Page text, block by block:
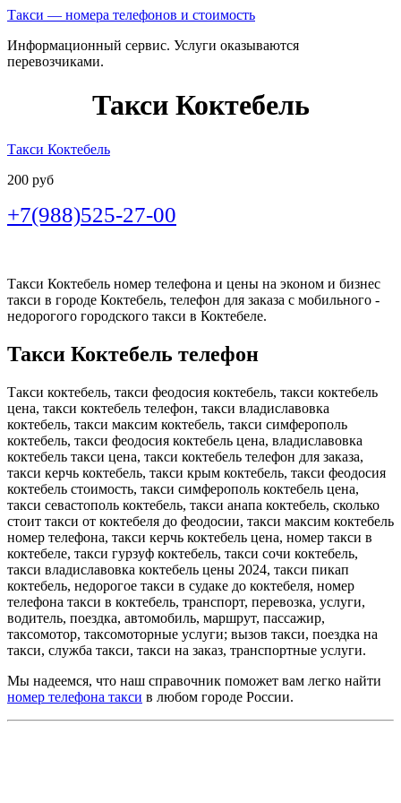
Такси — номера телефонов и стоимость
Информационный сервис. Услуги оказываются
перевозчиками.
Такси Коктебель
Такси Коктебель
200 руб
+7(988)525-27-00
Такси Коктебель номер телефона и цены на эконом и бизнес
такси в городе Коктебель, телефон для заказа с мобильного -
недорогого городского такси в Коктебеле.
Такси Коктебель телефон
Такси коктебель, такси феодосия коктебель, такси коктебель
цена, такси коктебель телефон, такси владиславовка
коктебель, такси максим коктебель, такси симферополь
коктебель, такси феодосия коктебель цена, владиславовка
коктебель такси цена, такси коктебель телефон для заказа,
такси керчь коктебель, такси крым коктебель, такси феодосия
коктебель стоимость, такси симферополь коктебель цена,
такси севастополь коктебель, такси анапа коктебель, сколько
стоит такси от коктебеля до феодосии, такси максим коктебель
номер телефона, такси керчь коктебель цена, номер такси в
коктебеле, такси гурзуф коктебель, такси сочи коктебель,
такси владиславовка коктебель цены 2024, такси пикап
коктебель, недорогое такси в судаке до коктебеля, номер
телефона такси в коктебель, транспорт, перевозка, услуги,
водитель, поездка, автомобиль, маршрут, пассажир,
таксомотор, таксомоторные услуги; вызов такси, поездка на
такси, служба такси, такси на заказ, транспортные услуги.
Мы надеемся, что наш справочник поможет вам легко найти
номер телефона такси в любом городе России.